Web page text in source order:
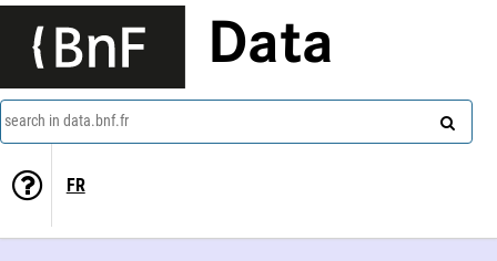
Data
search in data.bnf.fr
FR